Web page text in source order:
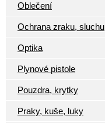
Oblečení
Ochrana zraku, sluchu
Optika
Plynové pistole
Pouzdra, krytky
Praky, kuše, luky